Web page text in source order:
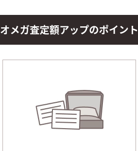
オメガ査定額アップのポイント